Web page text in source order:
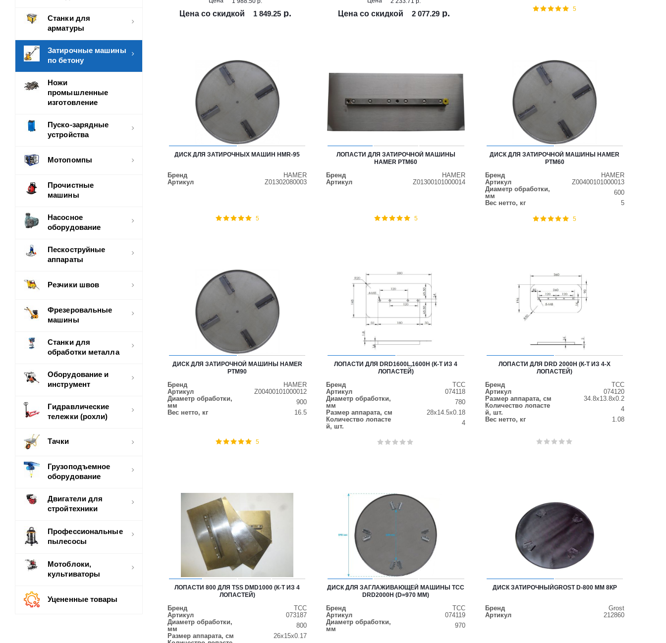
Цена со скидкой 1 849.25 р. Цена со скидкой 2 077.29 р. 5
ДИСК ДЛЯ ЗАТИРОЧНЫХ МАШИН HMR-95
Бренд
HAMER
Артикул
Z01302080003
5
ЛОПАСТИ ДЛЯ ЗАТИРОЧНОЙ МАШИНЫ
HAMER PTM60
Бренд
HAMER
Артикул
Z01300101000014
5
ДИСК ДЛЯ ЗАТИРОЧНОЙ МАШИНЫ HAMER
PTM60
Бренд
HAMER
Артикул
Z00400101000013
Диаметр обработки,
мм
600
Вес нетто, кг
5
5
ДИСК ДЛЯ ЗАТИРОЧНОЙ МАШИНЫ HAMER
PTM90
Бренд
HAMER
Артикул
Z00400101000012
Диаметр обработки,
мм
900
Вес нетто, кг
16.5
5
ЛОПАСТИ ДЛЯ DRD1600L,1600H (К-Т ИЗ 4
ЛОПАСТЕЙ)
Бренд
ТСС
Артикул
074118
Диаметр обработки,
мм
780
Размер аппарата, см
28х14.5х0.18
Количество лопасте
й, шт.
4
ЛОПАСТИ ДЛЯ DRD 2000H (К-Т ИЗ 4-Х
ЛОПАСТЕЙ)
Бренд
ТСС
Артикул
074120
Размер аппарата, см
34.8x13.8x0.2
Количество лопасте
й, шт.
4
Вес нетто, кг
1.08
ЛОПАСТИ 800 ДЛЯ TSS DMD1000 (К-Т ИЗ 4
ЛОПАСТЕЙ)
Бренд
ТСС
Артикул
073187
Диаметр обработки,
мм
800
Размер аппарата, см
26х15х0.17
ДИСК ДЛЯ ЗАГЛАЖИВАЮЩЕЙ МАШИНЫ ТСС
DRD2000H (D=970 ММ)
Бренд
ТСС
Артикул
074119
Диаметр обработки,
мм
970
ДИСК ЗАТИРОЧНЫЙGROST D-800 ММ 8КР
Бренд
Grost
Артикул
212860
Станки для
арматуры
Затирочные машины
по бетону
Ножи
промышленные
изготовление
Пуско-зарядные
устройства
Мотопомпы
Прочистные
машины
Насосное
оборудование
Пескоструйные
аппараты
Резчики швов
Фрезеровальные
машины
Станки для
обработки металла
Оборудование и
инструмент
Гидравлические
тележки (рохли)
Тачки
Грузоподъемное
оборудование
Двигатели для
стройтехники
Профессиональные
пылесосы
Мотоблоки,
культиваторы
Уцененные товары